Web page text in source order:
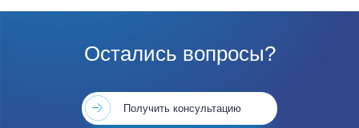
Остались вопросы?
Получить консультацию